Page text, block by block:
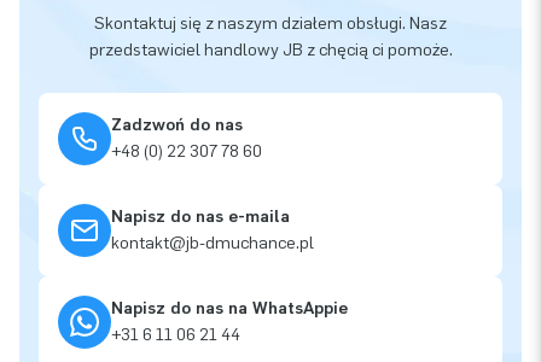
Skontaktuj się z naszym działem obsługi. Nasz
przedstawiciel handlowy JB z chęcią ci pomoże.
Zadzwoń do nas
+48 (0) 22 307 78 60
Napisz do nas e-maila
kontakt@jb-dmuchance.pl
Napisz do nas na WhatsAppie
+31 6 11 06 21 44